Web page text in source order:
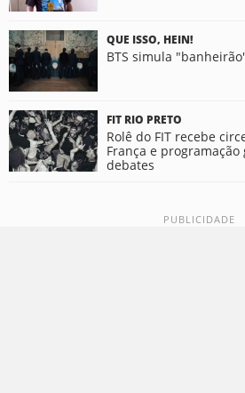
QUE ISSO, HEIN!
BTS simula
FIT RIO PRETO
Rolê do FIT recebe
França e
debates